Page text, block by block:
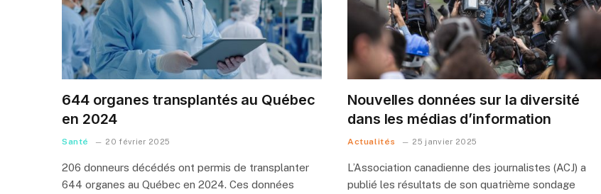
644 organes transplantés au Québec
en 2024
Santé 20 février 2025
206 donneurs décédés ont permis de transplanter
644 organes au Québec en 2024. Ces données
Nouvelles données sur la diversité
dans les médias d’information
Actualités 25 janvier 2025
L’Association canadienne des journalistes (ACJ) a
publié les résultats de son quatrième sondage